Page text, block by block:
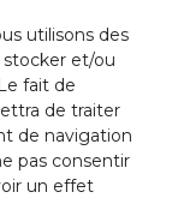
utilisons des
et/ou
fait de
de traiter
de navigation
pas consentir
un effet